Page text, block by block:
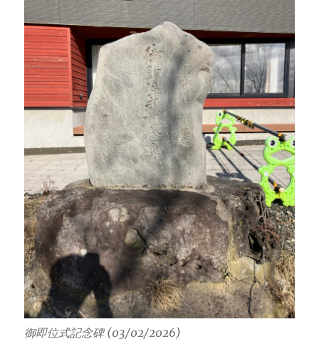
御即位式記念碑 (03/02/2026)